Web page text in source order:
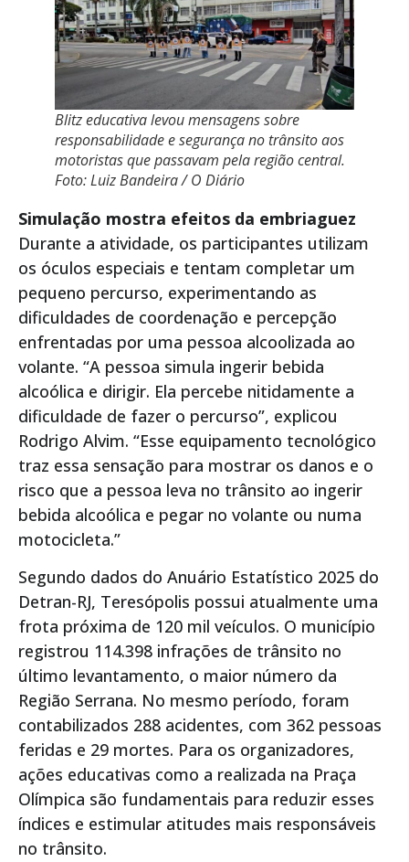
Blitz educativa levou mensagens sobre
responsabilidade e segurança no trânsito aos
motoristas que passavam pela região central.
Foto: Luiz Bandeira / O Diário
Simulação mostra efeitos da embriaguez
Durante a atividade, os participantes utilizam
os óculos especiais e tentam completar um
pequeno percurso, experimentando as
dificuldades de coordenação e percepção
enfrentadas por uma pessoa alcoolizada ao
volante. “A pessoa simula ingerir bebida
alcoólica e dirigir. Ela percebe nitidamente a
dificuldade de fazer o percurso”, explicou
Rodrigo Alvim. “Esse equipamento tecnológico
traz essa sensação para mostrar os danos e o
risco que a pessoa leva no trânsito ao ingerir
bebida alcoólica e pegar no volante ou numa
motocicleta.”
Segundo dados do Anuário Estatístico 2025 do
Detran-RJ, Teresópolis possui atualmente uma
frota próxima de 120 mil veículos. O município
registrou 114.398 infrações de trânsito no
último levantamento, o maior número da
Região Serrana. No mesmo período, foram
contabilizados 288 acidentes, com 362 pessoas
feridas e 29 mortes. Para os organizadores,
ações educativas como a realizada na Praça
Olímpica são fundamentais para reduzir esses
índices e estimular atitudes mais responsáveis
no trânsito.